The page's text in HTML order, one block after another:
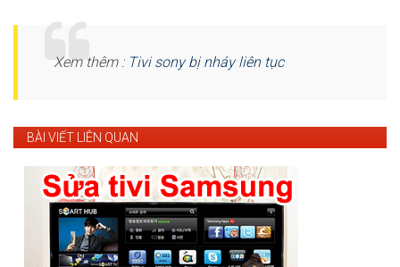
Xem thêm : Tivi sony bị nháy liên tục
BÀI VIẾT LIÊN QUAN